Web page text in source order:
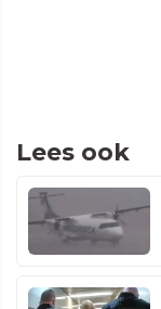
Lees ook